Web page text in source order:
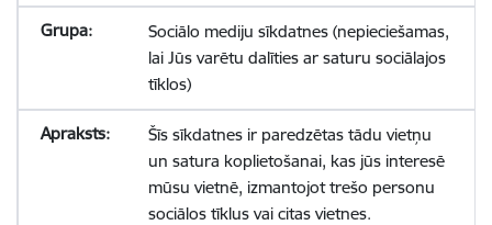
Sociālo mediju sīkdatnes (nepieciešamas,
lai Jūs varētu dalīties ar saturu sociālajos
tīklos)
Šīs sīkdatnes ir paredzētas tādu vietņu
un satura koplietošanai, kas jūs interesē
mūsu vietnē, izmantojot trešo personu
sociālos tīklus vai citas vietnes.